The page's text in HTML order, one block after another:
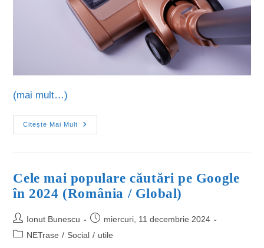
(mai mult…)
Citește Mai Mult
Cele mai populare căutări pe Google
în 2024 (România / Global)
Ionut Bunescu
miercuri, 11 decembrie 2024
NETrase / Social / utile